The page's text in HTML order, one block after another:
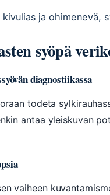
ja ohimenevä,
syöpä
diagnostiikassa
todeta
antaa yleiskuvan
vaiheen